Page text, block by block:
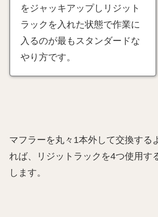
をジャッキアップしリジット
ラックを入れた状態で作業に
入るのが最もスタンダードな
やり方です。
マフラーを丸々1本外して交換する
れば、リジットラックを4つ使用す
します。